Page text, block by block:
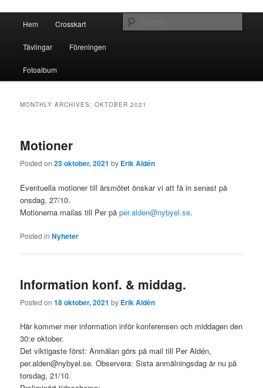
Crosskart Original
Skip to primary content
Skip to secondary content
Hem Crosskart
Tävlingar Föreningen
Fotoalbum
MONTHLY ARCHIVES:OKTOBER 2021
Motioner
Posted on23 oktober, 2021 by Erik Aldén
Eventuella motioner till årsmötet önskar vi att få in senast på
onsdag, 27/10.
Motionerna mailas till Per påper.alden@nybyel.se.
Posted in Nyheter
Information konf. & middag.
Posted on18 oktober, 2021 by Erik Aldén
Här kommer mer information inför konferensen och middagen den
30:e oktober.
Det viktigaste först: Anmälan görs på mail till Per Aldén,
per.alden@nybyel.se. Observera: Sista anmälningsdag är nu på
torsdag, 21/10.